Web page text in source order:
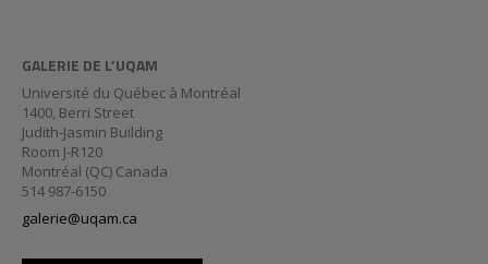
GALERIE DE L’UQAM
Université du Québec à Montréal
1400, Berri Street
Judith-Jasmin Building
Room J-R120
Montréal (QC) Canada
514 987-6150
galerie@uqam.ca